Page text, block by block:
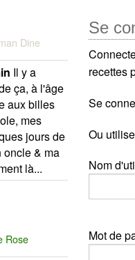
Dine
Il y a
ça, à l'âge
aux billes
mes
jours de
oncle & ma
là...
Rose
Se
recettes
Se
Ou
Nom
Mot de